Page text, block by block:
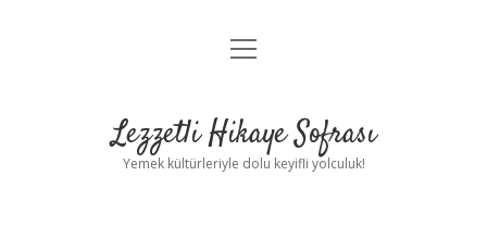
Anasayfa
Yasal Uyarı
menüyü
Lezzetli Hikaye Sofrası
Yemek kültürleriyle dolu keyifli yolculuk!